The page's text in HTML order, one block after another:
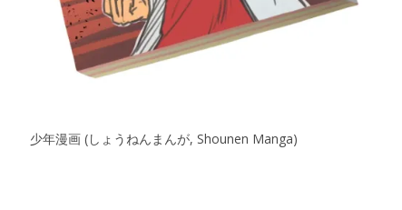
少年漫画 (しょうねんまんが, Shounen Manga)